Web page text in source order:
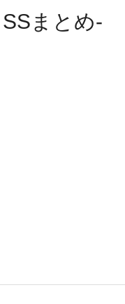
まとめ-